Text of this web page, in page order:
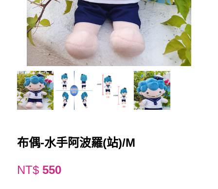
布偶-水手阿波羅(站)/M
NT$ 550